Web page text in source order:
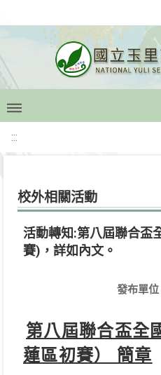
:::
校外相關活動
活動轉知:第八屆聯合盃
賽)，詳如內文。
發布單位
第八屆聯合盃全
蓮區初賽） 簡章